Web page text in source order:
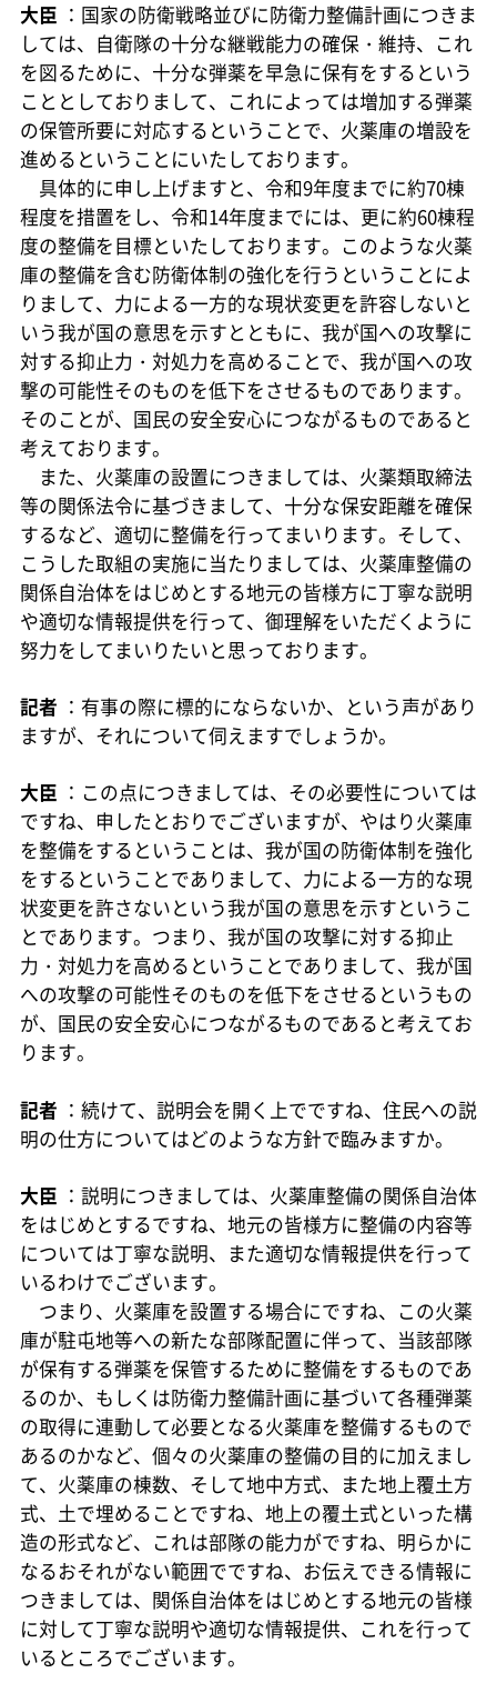
大臣 ：国家の防衛戦略並びに防衛力整備計画につきま
しては、自衛隊の十分な継戦能力の確保・維持、これ
を図るために、十分な弾薬を早急に保有をするという
こととしておりまして、これによっては増加する弾薬
の保管所要に対応するということで、火薬庫の増設を
進めるということにいたしております。
具体的に申し上げますと、令和9年度までに約70棟
程度を措置をし、令和14年度までには、更に約60棟程
度の整備を目標といたしております。このような火薬
庫の整備を含む防衛体制の強化を行うということによ
りまして、力による一方的な現状変更を許容しないと
いう我が国の意思を示すとともに、我が国への攻撃に
対する抑止力・対処力を高めることで、我が国への攻
撃の可能性そのものを低下をさせるものであります。
そのことが、国民の安全安心につながるものであると
考えております。
また、火薬庫の設置につきましては、火薬類取締法
等の関係法令に基づきまして、十分な保安距離を確保
するなど、適切に整備を行ってまいります。そして、
こうした取組の実施に当たりましては、火薬庫整備の
関係自治体をはじめとする地元の皆様方に丁寧な説明
や適切な情報提供を行って、御理解をいただくように
努力をしてまいりたいと思っております。
記者 ：有事の際に標的にならないか、という声があり
ますが、それについて伺えますでしょうか。
大臣 ：この点につきましては、その必要性については
ですね、申したとおりでございますが、やはり火薬庫
を整備をするということは、我が国の防衛体制を強化
をするということでありまして、力による一方的な現
状変更を許さないという我が国の意思を示すというこ
とであります。つまり、我が国の攻撃に対する抑止
力・対処力を高めるということでありまして、我が国
への攻撃の可能性そのものを低下をさせるというもの
が、国民の安全安心につながるものであると考えてお
ります。
記者 ：続けて、説明会を開く上でですね、住民への説
明の仕方についてはどのような方針で臨みますか。
大臣 ：説明につきましては、火薬庫整備の関係自治体
をはじめとするですね、地元の皆様方に整備の内容等
については丁寧な説明、また適切な情報提供を行って
いるわけでございます。
つまり、火薬庫を設置する場合にですね、この火薬
庫が駐屯地等への新たな部隊配置に伴って、当該部隊
が保有する弾薬を保管するために整備をするものであ
るのか、もしくは防衛力整備計画に基づいて各種弾薬
の取得に連動して必要となる火薬庫を整備するもので
あるのかなど、個々の火薬庫の整備の目的に加えまし
て、火薬庫の棟数、そして地中方式、また地上覆土方
式、土で埋めることですね、地上の覆土式といった構
造の形式など、これは部隊の能力がですね、明らかに
なるおそれがない範囲でですね、お伝えできる情報に
つきましては、関係自治体をはじめとする地元の皆様
に対して丁寧な説明や適切な情報提供、これを行って
いるところでございます。